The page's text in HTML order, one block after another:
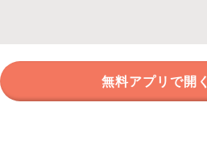
無料アプリで開く